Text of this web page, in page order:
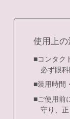
使用上の
■コンタク
必ず眼
■装用時間
■ご使用前
守り、正